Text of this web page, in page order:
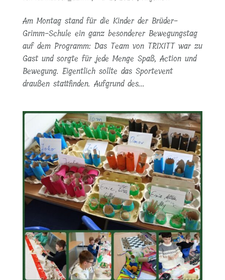
Am Montag stand für die Kinder der Brüder-
Grimm-Schule ein ganz besonderer Bewegungstag
auf dem Programm: Das Team von TRIXITT war zu
Gast und sorgte für jede Menge Spaß, Action und
Bewegung. Eigentlich sollte das Sportevent
draußen stattfinden. Aufgrund des...